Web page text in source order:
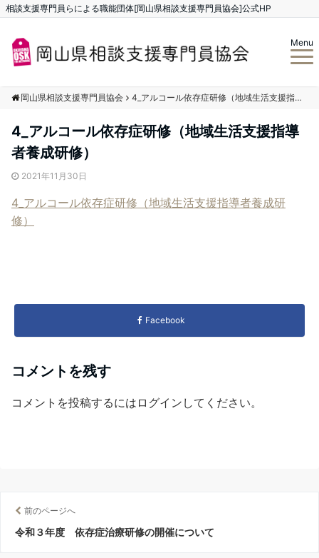
相談支援専門員らによる職能団体[岡山県相談支援専門員協会]公式HP
Menu
岡山県相談支援専門員協会 4_アルコール依存症研修（地域生活支援指導者養成研修）
4_アルコール依存症研修（地域生活支援指導
者養成研修）
2021年11月30日
4_アルコール依存症研修（地域生活支援指導者養成研
修）
Facebook
コメントを残す
コメントを投稿するには ログイン してください。
前のページへ
令和３年度 依存症治療研修の開催について